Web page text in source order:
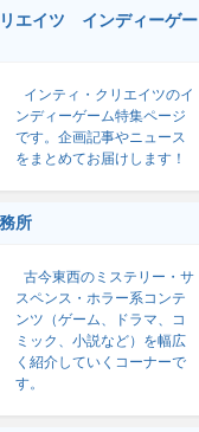
エイツ インディーゲー
インティ・クリエイツのイ
ンディーゲーム特集ページ
です。企画記事やニュース
をまとめてお届けします！
所
古今東西のミステリー・サ
スペンス・ホラー系コンテ
ンツ（ゲーム、ドラマ、コ
ミック、小説など）を幅広
く紹介していくコーナーで
す。